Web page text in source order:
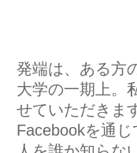
発端は、ある方
大学の一期上。
せていただきま
Facebookを通